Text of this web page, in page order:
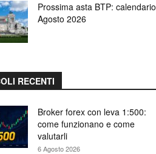
Prossima asta BTP: calendario
Agosto 2026
RECENTI
Broker forex con leva 1:500:
come funzionano e come
valutarli
6 Agosto 2026